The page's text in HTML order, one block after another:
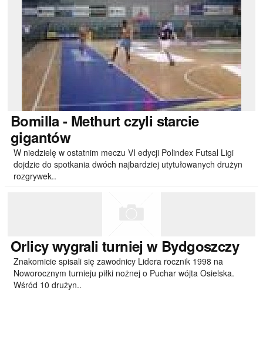
Bomilla- Methurt czyli starcie
gigantów
W niedzielę w ostatnim meczu VI edycji Polindex Futsal Ligi
dojdzie do spotkania dwóch najbardziej utytułowanych drużyn
rozgrywek..
Orlicywygrali turniej w Bydgoszczy
Znakomicie spisali się zawodnicy Lidera rocznik 1998 na
Noworocznym turnieju piłki nożnej o Puchar wójta Osielska.
Wśród 10 drużyn..